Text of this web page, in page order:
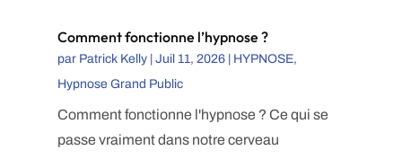
Comment fonctionne l’hypnose ?
par Patrick Kelly| Juil 11, 2026| HYPNOSE,
Hypnose Grand Public
Comment fonctionne l'hypnose ? Ce qui se
passe vraiment dans notre cerveau